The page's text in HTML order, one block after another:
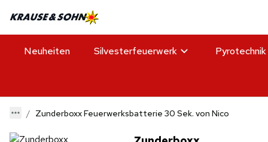
Neuheiten Silvesterfeuerwerk Pyrotechnik
Zunderboxx Feuerwerksbatterie 30 Sek. von Nico